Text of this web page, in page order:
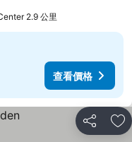
2.9 公里
查看價格
分享 放